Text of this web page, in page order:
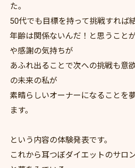
た。
50代でも目標を持って挑戦すれば
年齢は関係ないんだ！と思うこと
や感謝の気持ちが
あふれ出ることで次への挑戦も意
の未来の私が
素晴らしいオーナーになることを
ます。
という内容の体験発表です。
これから耳つぼダイエットのサロ